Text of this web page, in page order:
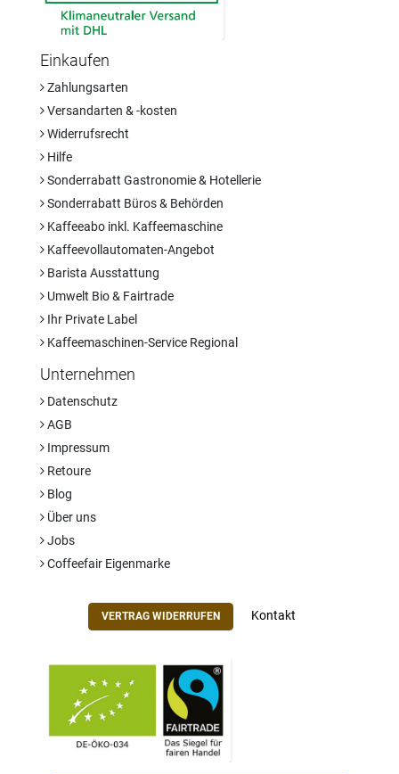
Einkaufen
Zahlungsarten
Versandarten & -kosten
Widerrufsrecht
Hilfe
Sonderrabatt Gastronomie & Hotellerie
Sonderrabatt Büros & Behörden
Kaffeeabo inkl. Kaffeemaschine
Kaffeevollautomaten-Angebot
Barista Ausstattung
Umwelt Bio & Fairtrade
Ihr Private Label
Kaffeemaschinen-Service Regional
Unternehmen
Datenschutz
AGB
Impressum
Retoure
Blog
Über uns
Jobs
Coffeefair Eigenmarke
VERTRAG WIDERRUFEN Kontakt